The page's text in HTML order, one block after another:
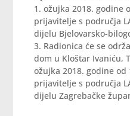
1. ožujka 2018. godine
prijavitelje s područja
dijelu Bjelovarsko-
3. Radionica će se
dom u Kloštar Ivaniću,
ožujka 2018. godine od
prijavitelje s područja
dijelu Zagrebačke